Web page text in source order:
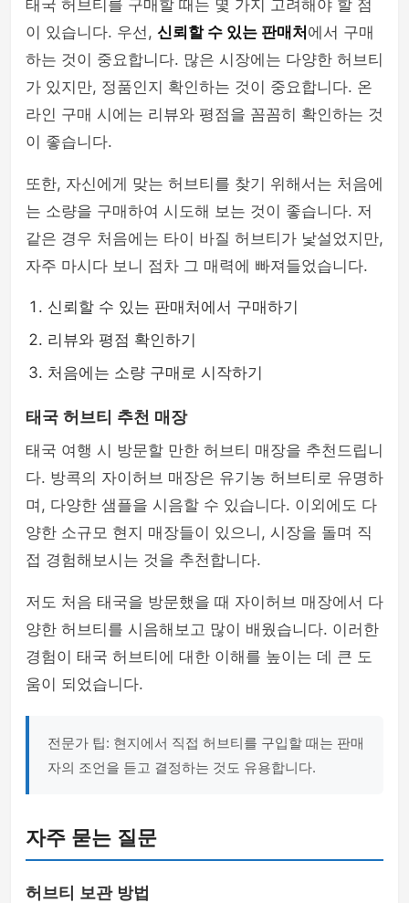
태국 허브티를 구매할 때는 몇 가지 고려해야 할 점
이 있습니다. 우선, 신뢰할 수 있는 판매처 에서 구매
하는 것이 중요합니다. 많은 시장에는 다양한 허브티
가 있지만, 정품인지 확인하는 것이 중요합니다. 온
라인 구매 시에는 리뷰와 평점을 꼼꼼히 확인하는 것
이 좋습니다.
또한, 자신에게 맞는 허브티를 찾기 위해서는 처음에
는 소량을 구매하여 시도해 보는 것이 좋습니다. 저
같은 경우 처음에는 타이 바질 허브티가 낯설었지만,
자주 마시다 보니 점차 그 매력에 빠져들었습니다.
신뢰할 수 있는 판매처에서 구매하기
리뷰와 평점 확인하기
처음에는 소량 구매로 시작하기
태국 허브티 추천 매장
태국 여행 시 방문할 만한 허브티 매장을 추천드립니
다. 방콕의 자이허브 매장은 유기농 허브티로 유명하
며, 다양한 샘플을 시음할 수 있습니다. 이외에도 다
양한 소규모 현지 매장들이 있으니, 시장을 돌며 직
접 경험해보시는 것을 추천합니다.
저도 처음 태국을 방문했을 때 자이허브 매장에서 다
양한 허브티를 시음해보고 많이 배웠습니다. 이러한
경험이 태국 허브티에 대한 이해를 높이는 데 큰 도
움이 되었습니다.
전문가 팁: 현지에서 직접 허브티를 구입할 때는 판매
자의 조언을 듣고 결정하는 것도 유용합니다.
자주 묻는 질문
허브티 보관 방법